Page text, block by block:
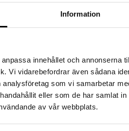
Information
innehållet och annonserna
Vi vidarebefordrar även sådana
som vi samarbetar
eller som de har samlat
av vår webbplats.
GODKÄND